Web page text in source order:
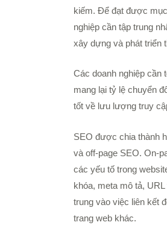
kiếm. Để đạt được
nghiệp cần tập trung
xây dựng và phát triển
Các doanh nghiệp cần
mang lại tỷ lệ chuyển
tốt về lưu lượng truy
SEO được chia thành
và off-page SEO. On-
các yếu tố trong
khóa, meta mô tả,
trung vào việc liên kết
trang web khác.